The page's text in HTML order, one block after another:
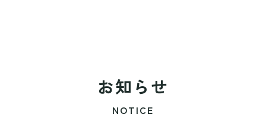
お知らせ
NOTICE